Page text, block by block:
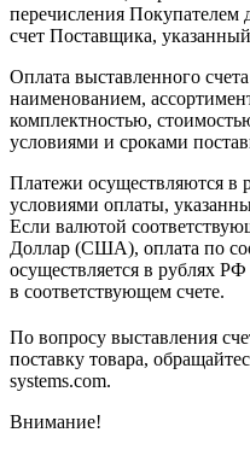
перечисления Покупателем
счет Поставщика,
Оплата выставленного
наименованием,
комплектностью,
условиями и сроками
Платежи осуществляются в
условиями оплаты,
Если валютой
Доллар (США), оплата по
осуществляется в рублях
в соответствующем cчете.
По вопросу выставления
поставку товара,
systems.com.
Внимание!